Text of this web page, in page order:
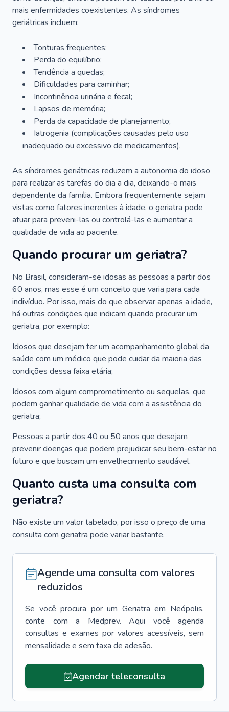
mais enfermidades coexistentes. As síndromes
geriátricas incluem:
Tonturas frequentes;
Perda do equilíbrio;
Tendência a quedas;
Dificuldades para caminhar;
Incontinência urinária e fecal;
Lapsos de memória;
Perda da capacidade de planejamento;
Iatrogenia (complicações causadas pelo uso
inadequado ou excessivo de medicamentos).
As síndromes geriátricas reduzem a autonomia do idoso
para realizar as tarefas do dia a dia, deixando-o mais
dependente da família. Embora frequentemente sejam
vistas como fatores inerentes à idade, o geriatra pode
atuar para preveni-las ou controlá-las e aumentar a
qualidade de vida ao paciente.
Quando procurar um geriatra?
No Brasil, consideram-se idosas as pessoas a partir dos
60 anos, mas esse é um conceito que varia para cada
indivíduo. Por isso, mais do que observar apenas a idade,
há outras condições que indicam quando procurar um
geriatra, por exemplo:
Idosos que desejam ter um acompanhamento global da
saúde com um médico que pode cuidar da maioria das
condições dessa faixa etária;
Idosos com algum comprometimento ou sequelas, que
podem ganhar qualidade de vida com a assistência do
geriatra;
Pessoas a partir dos 40 ou 50 anos que desejam
prevenir doenças que podem prejudicar seu bem-estar no
futuro e que buscam um envelhecimento saudável.
Quanto custa uma consulta com
geriatra?
Não existe um valor tabelado, por isso o preço de uma
consulta com geriatra pode variar bastante.
Agende uma consulta com valores
reduzidos
Se você procura por um Geriatra em Neópolis,
conte com a Medprev. Aqui você agenda
consultas e exames por valores acessíveis, sem
mensalidade e sem taxa de adesão.
Agendar teleconsulta